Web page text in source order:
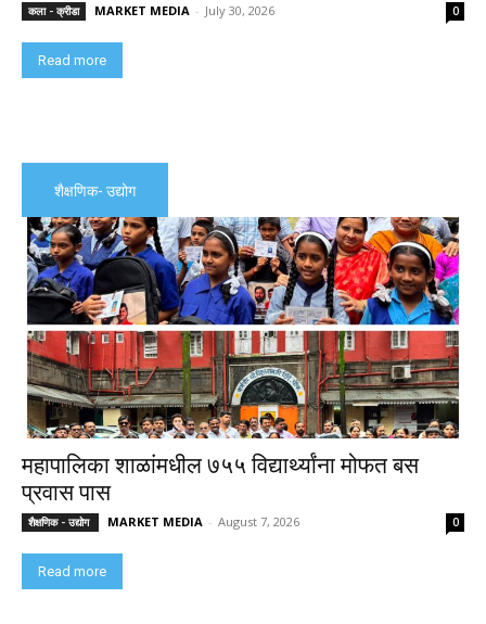
कला - क्रीडा MARKET MEDIA - July 30, 2026 0
Read more
शैक्षणिक- उद्योग
महापालिका शाळांमधील ७५५ विद्यार्थ्यांना मोफत बस
प्रवास पास
शैक्षणिक - उद्योग MARKET MEDIA - August 7, 2026 0
Read more